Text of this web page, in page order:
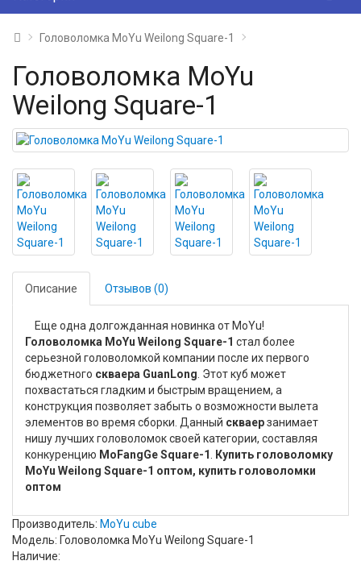
Головоломка MoYu Weilong Square-1
Головоломка MoYu
Weilong Square-1
Описание Отзывов (0)
Еще одна долгожданная новинка от MoYu!
Головоломка MoYu Weilong Square-1 стал более
серьезной головоломкой компании после их первого
бюджетного скваера GuanLong . Этот куб может
похвастаться гладким и быстрым вращением, а
конструкция позволяет забыть о возможности вылета
элементов во время сборки. Данный скваерзанимает
нишу лучших головоломок своей категории, составляя
конкуренцию MoFangGe Square-1
Купить головоломку
MoYu Weilong Square-1 оптом, купить головоломки
оптом
Производитель: MoYu cube
Модель: Головоломка MoYu Weilong Square-1
Наличие: